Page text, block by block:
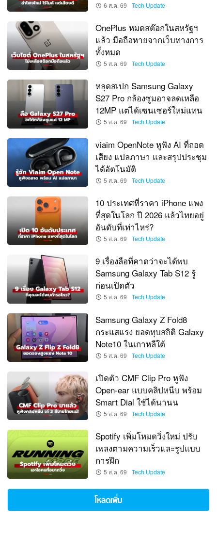
6 ส.ค. 69 Tech Update
OnePlus หมดสต๊อกในสหรัฐฯ
แล้ว มือถือหายจากเว็บทางการ
ทั้งหมด
5 ส.ค. 69 Tech Update
หลุดสเปก Samsung Galaxy
S27 Pro กล้องซูมอาจลดเหลือ
12MP แต่ได้เซนเซอร์ใหม่แทน
5 ส.ค. 69 Tech Update
viaim OpenNote หูฟัง AI ที่ถอด
เสียง แปลภาษา และสรุปประชุม
ได้อัตโนมัติ
5 ส.ค. 69 Tech Update
10 ประเทศที่ราคา iPhone แพง
ที่สุดในโลก ปี 2026 แล้วไทยอยู่
อันดับที่เท่าไหร่?
5 ส.ค. 69 Tech Update
9 เรื่องลือที่คาดว่าจะได้พบ
Samsung Galaxy Tab S12 รู้
ก่อนเปิดตัว
5 ส.ค. 69 Tech Update
Samsung Galaxy Z Fold8
กระแสแรง ยอดทุบสถิติ Galaxy
Note10 ในเกาหลีใต้
5 ส.ค. 69 Tech Update
เปิดตัว CMF Clip Pro หูฟัง
Open-ear แบบคลิปหนีบ พร้อม
Smart Dial ใช้ได้นานน
5 ส.ค. 69 Tech Update
Spotify เพิ่มโหมดวิ่งใหม่ ปรับ
เพลงตามความเร็วและรูปแบบ
การฝึก
5 ส.ค. 69 Tech Update
โหลดเพิ่ม